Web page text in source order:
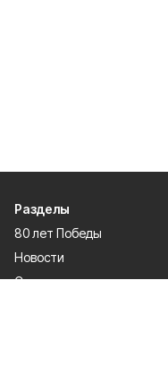
Разделы
80 лет Победы
Новости
Статьи